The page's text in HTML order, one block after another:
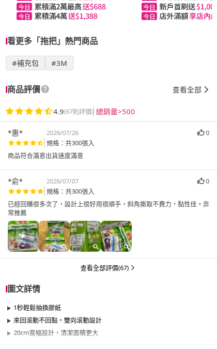
看更多「拖把」熱門商品
#補充包 #3M
商品評價 查看全部
4.9(67則評價) 總銷量>500
*惠* 2026/07/26
0
規格：共300張入
商品符合滿意出貨速度滿意
*俞* 2026/07/07
0
規格：共300張入
已經回購很多次了，設計上很好用很順手，斜角撕取不費力，黏性佳。非
常推薦
查看全部評價(67)
圖文詳情
1秒輕鬆抽換膠紙
來回滾動不回黏，雙向滾動設計
20cm寬幅設計，清潔面積更大